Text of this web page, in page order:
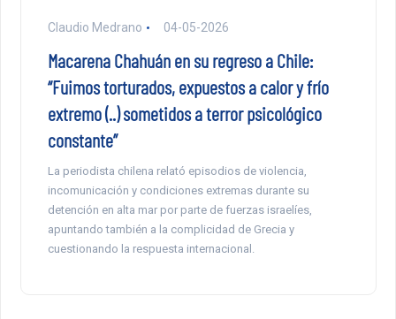
Claudio Medrano 04-05-2026
Macarena Chahuán en su regreso a Chile:
“Fuimos torturados, expuestos a calor y frío
extremo (..) sometidos a terror psicológico
constante”
La periodista chilena relató episodios de violencia,
incomunicación y condiciones extremas durante su
detención en alta mar por parte de fuerzas israelíes,
apuntando también a la complicidad de Grecia y
cuestionando la respuesta internacional.